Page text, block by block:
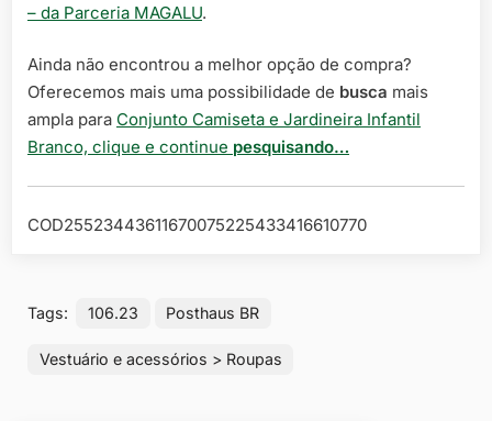
– da Parceria MAGALU.
Ainda não encontrou a melhor opção de compra?
Oferecemos mais uma possibilidade de busca mais
ampla para Conjunto Camiseta e Jardineira Infantil
Branco, clique e continue pesquisando…
COD25523443611670075225433416610770
Tags: 106.23 Posthaus BR
Vestuário e acessórios > Roupas